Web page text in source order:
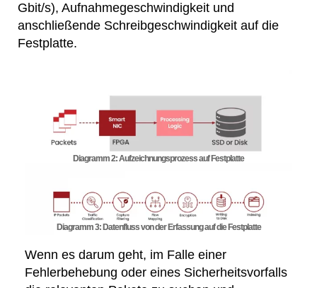
Gbit/s), Aufnahmegeschwindigkeit und
anschließende Schreibgeschwindigkeit auf die
Festplatte.
Diagramm 2: Aufzeichnungsprozess auf Festplatte
Diagramm 3: Datenfluss von der Erfassung auf die Festplatte
Wenn es darum geht, im Falle einer
Fehlerbehebung oder eines Sicherheitsvorfalls